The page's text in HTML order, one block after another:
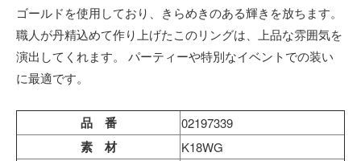
ゴールドを使用しており、きらめきのある輝きを放ちます。
職人が丹精込めて作り上げたこのリングは、上品な雰囲気を
演出してくれます。 パーティーや特別なイベントでの装い
に最適です。
品 番 02197339
素 材 K18WG